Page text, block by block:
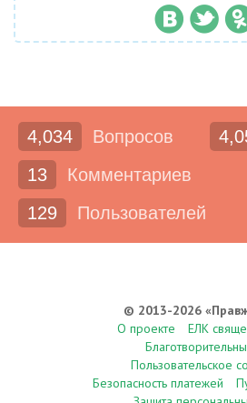
4,034 Вопросов
13
Комментариев
129
Пользователей
© 2013-2026
О проекте
ЕЛК
Пользовательское
Безопасность платежей